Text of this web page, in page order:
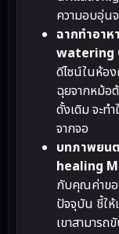
ความอบอุ่น
ฉากทำอา
watering
ดีไซน์ในห้อ
ฉุยจากหม้อ
ดั้งเดิม จะท
จากจอ
บทภาพยน
healing
กับคุณค่าข
ปัจจุบัน ชี้ให้
เขาสามาร